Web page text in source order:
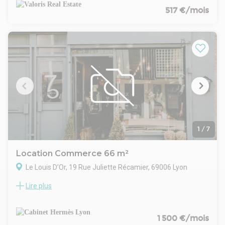
Ce local bénéficie de l'ambiance authentique du quartier des
atelier de créateur, un petit centre bien-être ou une salle de
sport intimiste.
Contactez nous pour organiser une visite et découvrir tout
- Type de bail : Commercial
- Durée : 3/6/9 ans
- Préavis : 6 mois
- Fiscalité : TVA
- Indexation : Annuelle, date prise effet
- Dépôt de garantie : 3 mois HT/HC
- Loyers et charges : Trimestriels et d'avance
517 €/mois
1 / 7
Location Commerce 66 m²
Le Louis D’Or, 19 Rue Juliette Récamier, 69006 Lyon
Situé rue Juliette Récamier, au coeur du quartier d'affaires
commercial d'environ 66 m² proposé en location pure. Libre
de suite, idéal pour de nombreuses activités. À visiter sans
Lire plus
1 500 €/mois